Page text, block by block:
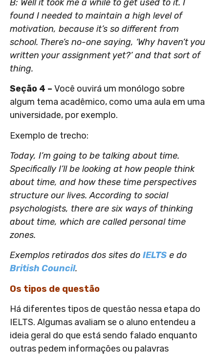
B: Well it took me a while to get used to it. I
found I needed to maintain a high level of
motivation, because it’s so different from
school. There’s no-one saying, ‘Why haven’t you
written your assignment yet?’ and that sort of
thing.
Seção 4 – Você ouvirá um monólogo sobre
algum tema acadêmico, como uma aula em uma
universidade, por exemplo.
Exemplo de trecho:
Today, I’m going to be talking about time.
Specifically I’ll be looking at how people think
about time, and how these time perspectives
structure our lives. According to social
psychologists, there are six ways of thinking
about time, which are called personal time
zones.
Exemplos retirados dos sites do IELTS e do
British Council.
Os tipos de questão
Há diferentes tipos de questão nessa etapa do
IELTS. Algumas avaliam se o aluno entendeu a
ideia geral do que está sendo falado enquanto
outras pedem informações ou palavras